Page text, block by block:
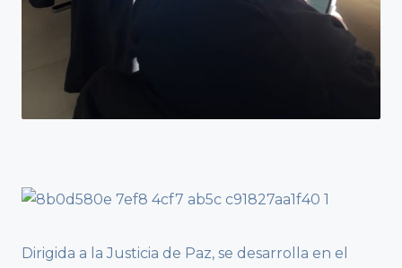
Dirigida a la Justicia de Paz, se desarrolla en el